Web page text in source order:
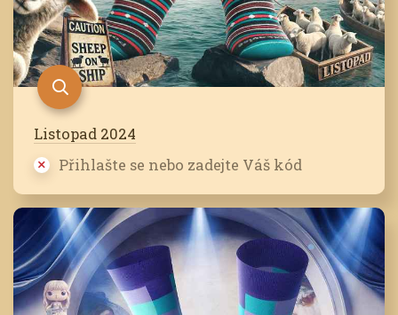
Listopad 2024
Přihlašte se nebo zadejte Váš kód